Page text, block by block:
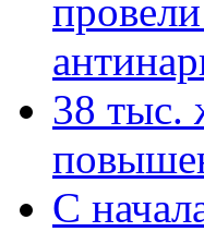
38 тыс.
С